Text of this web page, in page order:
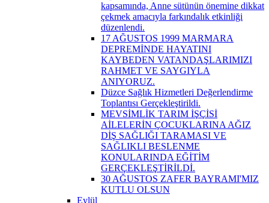
kapsamında, Anne sütünün önemine dikkat
çekmek amacıyla farkındalık etkinliği
düzenlendi.
17 AĞUSTOS 1999 MARMARA
DEPREMİNDE HAYATINI
KAYBEDEN VATANDAŞLARIMIZI
RAHMET VE SAYGIYLA
ANIYORUZ.
Düzce Sağlık Hizmetleri Değerlendirme
Toplantısı Gerçekleştirildi.
MEVSİMLİK TARIM İŞÇİSİ
AİLELERİN ÇOCUKLARINA AĞIZ
DİŞ SAĞLIĞI TARAMASI VE
SAĞLIKLI BESLENME
KONULARINDA EĞİTİM
GERÇEKLEŞTİRİLDİ.
30 AĞUSTOS ZAFER BAYRAMI'MIZ
KUTLU OLSUN
Eylül